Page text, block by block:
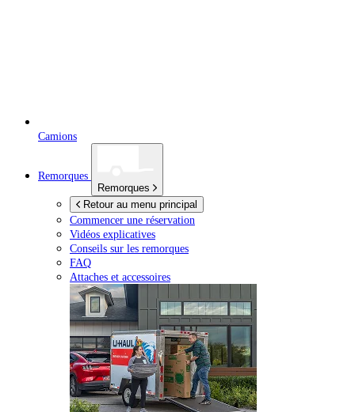
Camions
Remorques
Remorques
Retour au menu principal
Commencer une réservation
Vidéos explicatives
Conseils sur les remorques
FAQ
Attaches et accessoires